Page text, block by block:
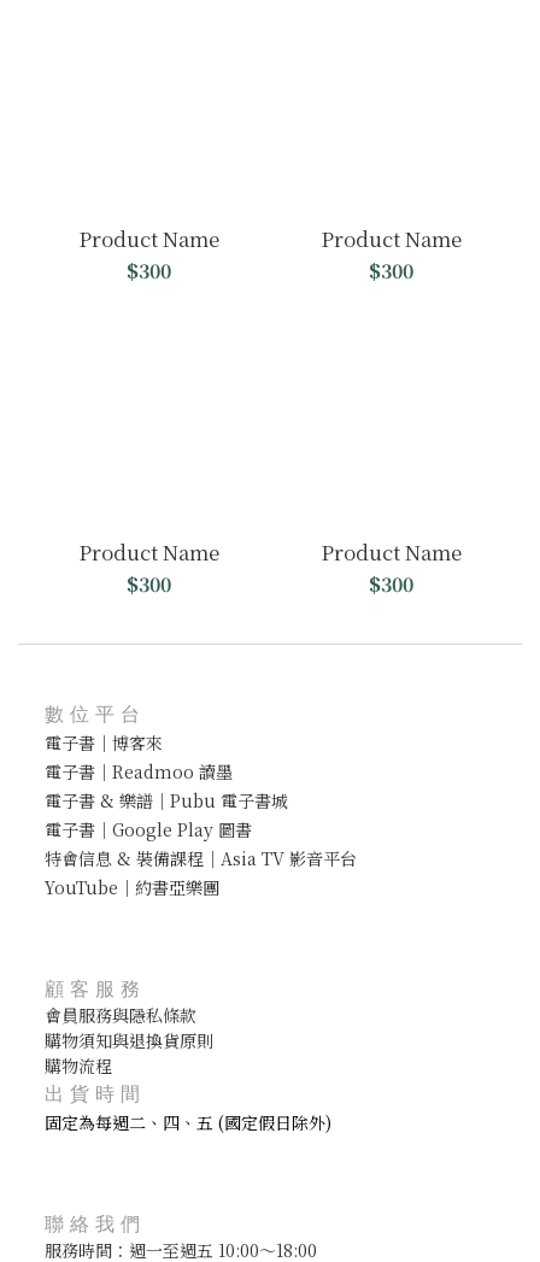
Product Name
$300
Product Name
$300
Product Name
$300
Product Name
$300
數位平台
電子書｜博客來
電子書｜Readmoo 讀墨
電子書 & 樂譜｜Pubu 電子書城
電子書｜Google Play 圖書
特會信息 & 裝備課程｜Asia TV 影音平台
YouTube｜約書亞樂團
顧客服務
會員服務與隱私條款
購物須知與退換貨原則
購物流程
出貨時間
固定為每週二、四、五 (國定假日除外)
聯絡我們
服務時間：週一至週五 10:00～18:00